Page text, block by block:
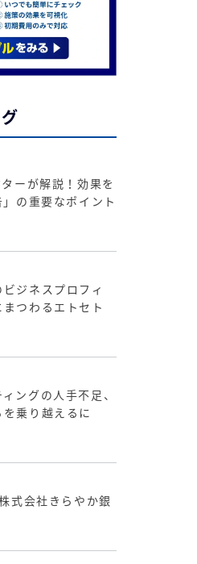
ーが解説！効果を
」の重要なポイント
ジネスプロフィ
つわるエトセト
ングの人手不足、
乗り越えるに
式会社きらやか銀